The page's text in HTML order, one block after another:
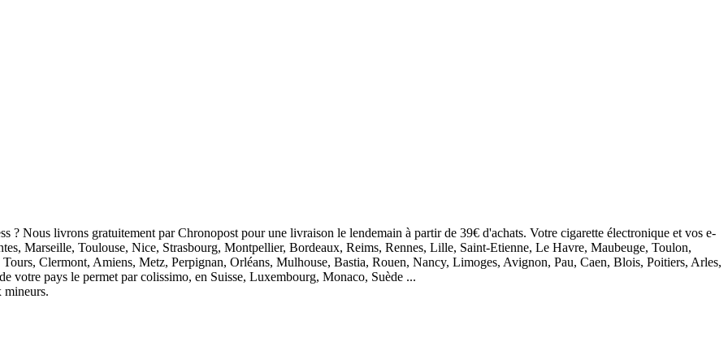
? Nous livrons gratuitement par Chronopost pour une livraison le lendemain à partir de 39€ d'achats. Votre cigarette électronique et vos e-
Marseille, Toulouse, Nice, Strasbourg, Montpellier, Bordeaux, Reims, Rennes, Lille, Saint-Etienne, Le Havre, Maubeuge, Toulon,
Clermont, Amiens, Metz, Perpignan, Orléans, Mulhouse, Bastia, Rouen, Nancy, Limoges, Avignon, Pau, Caen, Blois, Poitiers, Arles,
votre pays le permet par colissimo, en Suisse, Luxembourg, Monaco, Suède ...
mineurs.